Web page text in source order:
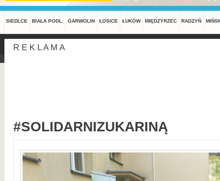
SIEDLCE BIAŁA PODL. GARWOLIN ŁOSICE ŁUKÓW MIĘDZYRZEC RADZYŃ
R E K L A M A
#SOLIDARNIZUKARINĄ